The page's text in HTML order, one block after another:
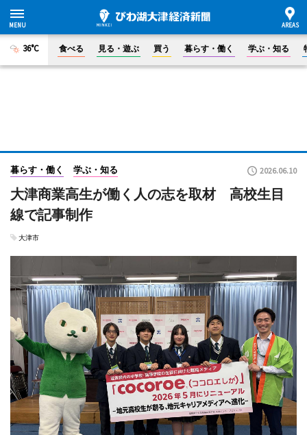
36°C 食べる 見る・遊ぶ 買う 暮らす・働く 学ぶ・知る
暮らす・働く 学ぶ・知る 2026.06.10
大津商業高生が働く人の志を取材 高校生目
線で記事制作
大津市